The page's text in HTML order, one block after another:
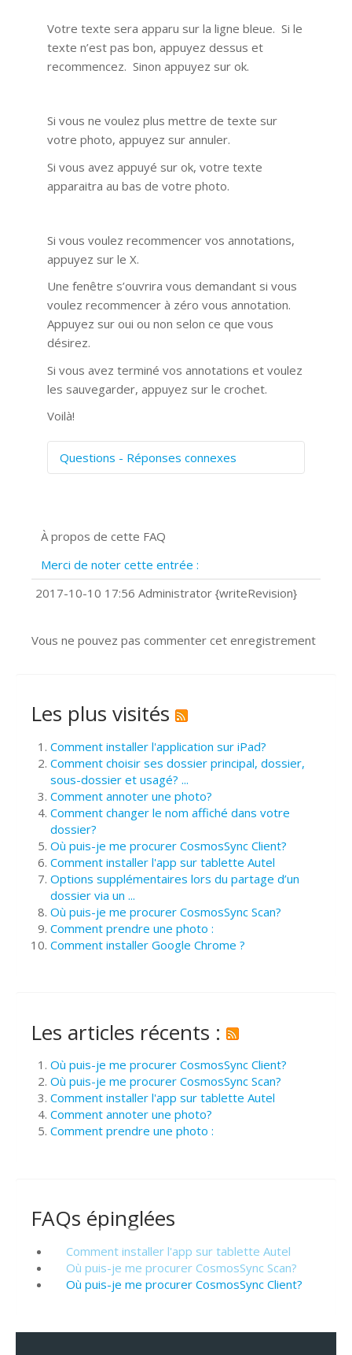
Votre texte sera apparu sur la ligne bleue. Si le
texte n’est pas bon, appuyez dessus et
recommencez. Sinon appuyez sur ok.
Si vous ne voulez plus mettre de texte sur
votre photo, appuyez sur annuler.
Si vous avez appuyé sur ok, votre texte
apparaitra au bas de votre photo.
Si vous voulez recommencer vos annotations,
appuyez sur le X.
Une fenêtre s’ouvrira vous demandant si vous
voulez recommencer à zéro vous annotation.
Appuyez sur oui ou non selon ce que vous
désirez.
Si vous avez terminé vos annotations et voulez
les sauvegarder, appuyez sur le crochet.
Voilà!
Questions - Réponses connexes
Prise de vue 360°
?
Comment installer Google Chrome ?
À propos de cette FAQ
Merci de noter cette entrée :
2017-10-10 17:56 Administrator {writeRevision}
Vous ne pouvez pas commenter cet enregistrement
Les plus visités
Comment installer l'application sur iPad?
Comment choisir ses dossier principal, dossier,
sous-dossier et usagé? ...
Comment annoter une photo?
Comment changer le nom affiché dans votre
dossier?
Où puis-je me procurer CosmosSync Client?
Comment installer l'app sur tablette Autel
Options supplémentaires lors du partage d’un
dossier via un ...
Où puis-je me procurer CosmosSync Scan?
Comment prendre une photo :
Comment installer Google Chrome ?
Les articles récents :
Où puis-je me procurer CosmosSync Client?
Où puis-je me procurer CosmosSync Scan?
Comment installer l'app sur tablette Autel
Comment annoter une photo?
Comment prendre une photo :
FAQs épinglées
Comment installer l'app sur tablette Autel
Où puis-je me procurer CosmosSync Scan?
Où puis-je me procurer CosmosSync Client?